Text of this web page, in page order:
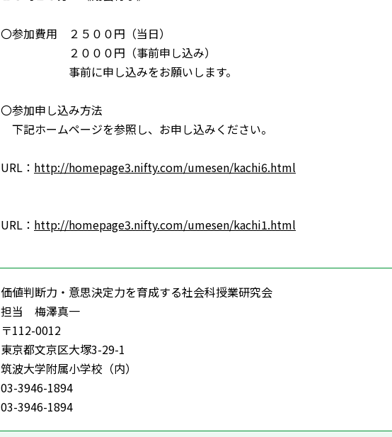
〇参加費用 ２５００円（当日）
２０００円（事前申し込み）
事前に申し込みをお願いします。
〇参加申し込み方法
下記ホームページを参照し、お申し込みください。
URL： http://homepage3.nifty.com/umesen/kachi6.html
URL： http://homepage3.nifty.com/umesen/kachi1.html
価値判断力・意思決定力を育成する社会科授業研究会
担当 梅澤真一
〒112-0012
東京都文京区大塚3-29-1
筑波大学附属小学校（内）
03-3946-1894
03-3946-1894